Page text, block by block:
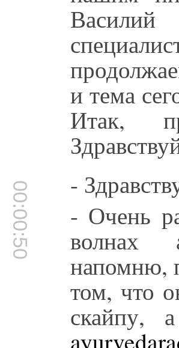
Василий
и тема
Итак,
00:00:50
-
- Очень
волнах
напомню,
том, что
скайпу,